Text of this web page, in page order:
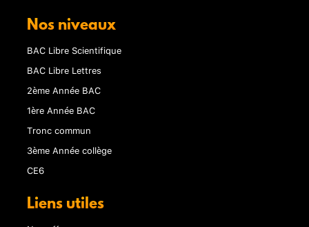
Nos niveaux
BAC Libre Scientifique
BAC Libre Lettres
2ème Année BAC
1ère Année BAC
Tronc commun
3ème Année collège
CE6
Liens utiles